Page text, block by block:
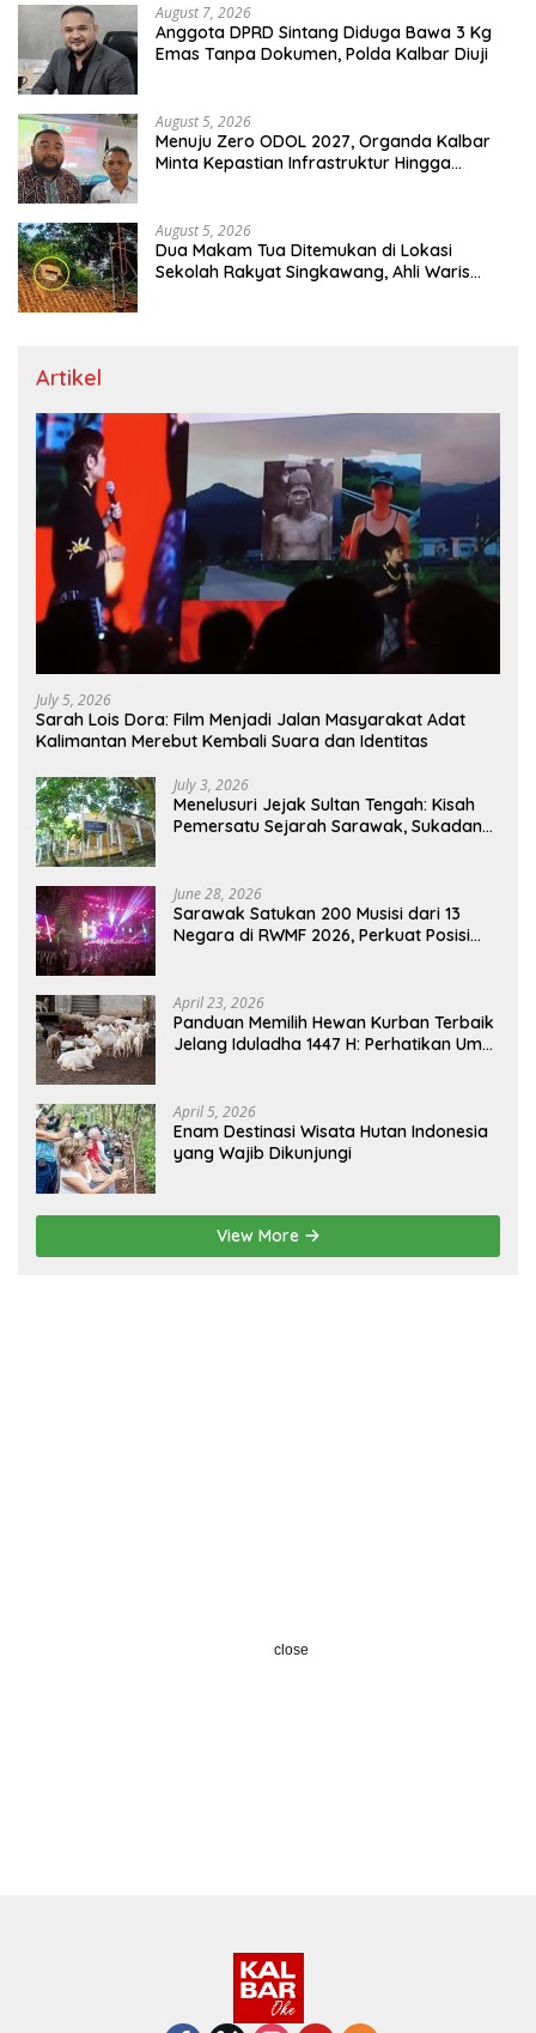
August 7, 2026
Anggota DPRD Sintang Diduga Bawa 3 Kg
Emas Tanpa Dokumen, Polda Kalbar Diuji
August 5, 2026
Menuju Zero ODOL 2027, Organda Kalbar
Minta Kepastian Infrastruktur Hingga
August 5, 2026
Dua Makam Tua Ditemukan di Lokasi
Sekolah Rakyat Singkawang, Ahli Waris
Artikel
July 5, 2026
Sarah Lois Dora: Film Menjadi Jalan Masyarakat Adat
Kalimantan Merebut Kembali Suara dan Identitas
July 3, 2026
Menelusuri Jejak Sultan Tengah: Kisah
Pemersatu Sejarah Sarawak, Sukadana,
June 28, 2026
Sarawak Satukan 200 Musisi dari 13
Negara di RWMF 2026, Perkuat Posisi
April 23, 2026
Panduan Memilih Hewan Kurban Terbaik
Jelang Iduladha 1447 H: Perhatikan Umur
April 5, 2026
Enam Destinasi Wisata Hutan Indonesia
yang Wajib Dikunjungi
View More
close